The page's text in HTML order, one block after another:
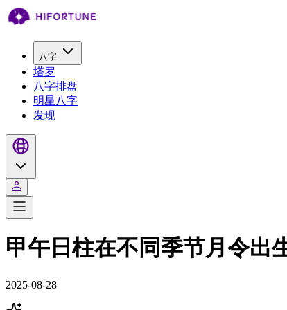
八字
塔罗
八字排盘
明星八字
发现
甲午日柱在不同季节月令出
2025-08-28